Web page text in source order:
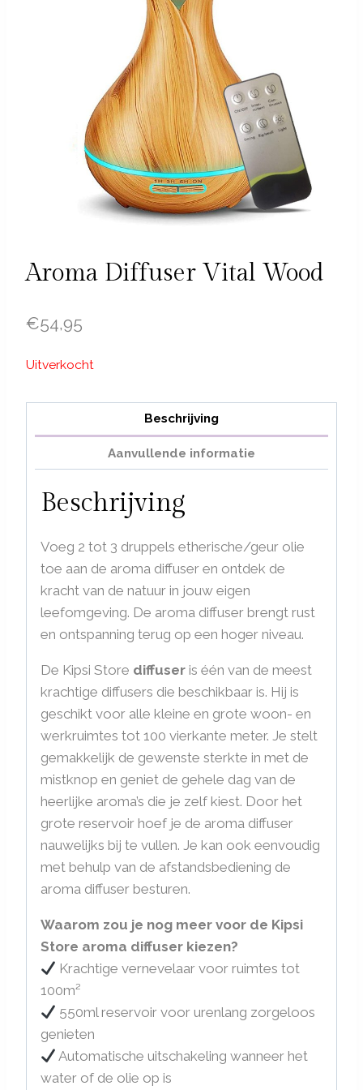
Aroma Diffuser Vital Wood
€54,95
Uitverkocht
Beschrijving
Aanvullende informatie
Beschrijving
Voeg 2 tot 3 druppels etherische/geur olie
toe aan de aroma diffuser en ontdek de
kracht van de natuur in jouw eigen
leefomgeving. De aroma diffuser brengt rust
en ontspanning terug op een hoger niveau.
De Kipsi Store diffuser is één van de meest
krachtige diffusers die beschikbaar is. Hij is
geschikt voor alle kleine en grote woon- en
werkruimtes tot 100 vierkante meter. Je stelt
gemakkelijk de gewenste sterkte in met de
mistknop en geniet de gehele dag van de
heerlijke aroma’s die je zelf kiest. Door het
grote reservoir hoef je de aroma diffuser
nauwelijks bij te vullen. Je kan ook eenvoudig
met behulp van de afstandsbediening de
aroma diffuser besturen.
Waarom zou je nog meer voor de Kipsi
Store aroma diffuser kiezen?
Krachtige vernevelaar voor ruimtes tot
100m²
550ml reservoir voor urenlang zorgeloos
genieten
Automatische uitschakeling wanneer het
water of de olie op is